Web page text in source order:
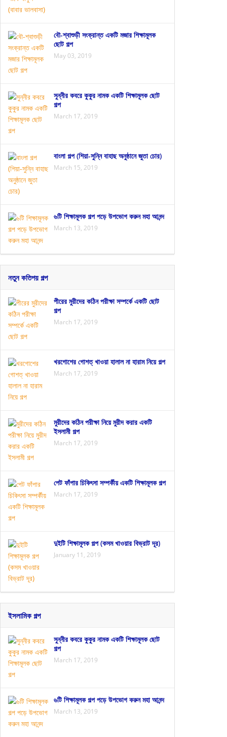
বৌ-শ্বাশুড়ী সংক্রান্ত একটি মজার শিক্ষামূলক
ছোট গল্প
May 03, 2019
সুন্নীর কবরে কুকুর নামক একটি শিক্ষামূলক ছোট
গল্প
March 17, 2019
বাংলা গল্প (শিয়া-সুন্নি বাহাছ অনুষ্ঠানে জুতা চোর)
March 15, 2019
৬টি শিক্ষামূলক গল্প পড়ে উপভোগ করুন মহা আনন্দ
March 13, 2019
নতুন কতিপয় গল্প
পীরের মুরীদের কঠিন পরীক্ষা সম্পর্কে একটি ছোট
গল্প
March 17, 2019
খরগোশের গোশত্ খাওয়া হালাল না হারাম নিয়ে গল্প
March 17, 2019
মুরীদের কঠিন পরীক্ষা নিয়ে মুরীদ করার একটি
ইসলামী গল্প
March 17, 2019
পেট ফাঁপার চিকিৎসা সম্পর্কীয় একটি শিক্ষামূলক গল্প
March 17, 2019
দুইটি শিক্ষামূলক গল্প (কসম খাওয়ার বিভ্রাট দূর)
January 11, 2019
ইসলামিক গল্প
সুন্নীর কবরে কুকুর নামক একটি শিক্ষামূলক ছোট
গল্প
March 17, 2019
৬টি শিক্ষামূলক গল্প পড়ে উপভোগ করুন মহা আনন্দ
March 13, 2019